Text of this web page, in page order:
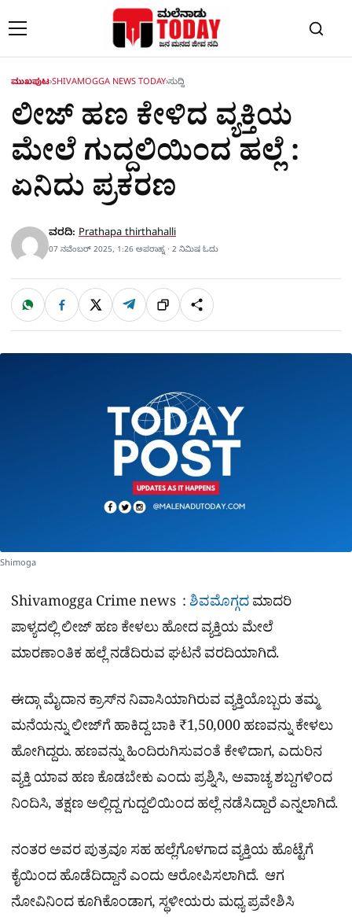
ಮುಖಪುಟ›SHIVAMOGGA NEWS TODAY›ಸುದ್ದಿ
ಲೀಜ್​ ಹಣ ಕೇಳಿದ ವ್ಯಕ್ತಿಯ
ಮೇಲೆ ಗುದ್ದಲಿಯಿಂದ ಹಲ್ಲೆ :
ಏನಿದು ಪ್ರಕರಣ
ವರದಿ: Prathapa thirthahalli
07 ನವೆಂಬರ್ 2025, 1:26 ಅಪರಾಹ್ನ · 2 ನಿಮಿಷ ಓದು
ಹಂಚಿಕೊಳ್ಳಿ
W
a
t
p
F
c
e
o
X T
l
e
a
ಲಿಂ
ಕ್
S
h
a
e
Shimoga
Shivamogga Crime news :ಶಿವಮೊಗ್ಗದಮಾದರಿ
ಪಾಳ್ಯದಲ್ಲಿ ಲೀಜ್ ಹಣ ಕೇಳಲು ಹೋದ ವ್ಯಕ್ತಿಯ ಮೇಲೆ
ಮಾರಣಾಂತಿಕ ಹಲ್ಲೆ ನಡೆದಿರುವ ಘಟನೆ ವರದಿಯಾಗಿದೆ.
ಈದ್ಗಾ ಮೈದಾನ ಕ್ರಾಸ್‌ನ ನಿವಾಸಿಯಾಗಿರುವ ವ್ಯಕ್ತಿಯೊಬ್ಬರು ತಮ್ಮ
ಮನೆಯನ್ನು ಲೀಜ್‌ಗೆ ಹಾಕಿದ್ದ ಬಾಕಿ ₹1,50,000 ಹಣವನ್ನು ಕೇಳಲು
ಹೋಗಿದ್ದರು. ಹಣವನ್ನು ಹಿಂದಿರುಗಿಸುವಂತೆ ಕೇಳಿದಾಗ, ಎದುರಿನ
ವ್ಯಕ್ತಿ ಯಾವ ಹಣ ಕೊಡಬೇಕು ಎಂದು ಪ್ರಶ್ನಿಸಿ, ಅವಾಚ್ಯ ಶಬ್ದಗಳಿಂದ
ನಿಂದಿಸಿ, ತಕ್ಷಣ ಅಲ್ಲಿದ್ದ ಗುದ್ದಲಿಯಿಂದ ಹಲ್ಲೆ ನಡೆಸಿದ್ದಾರೆ ಎನ್ನಲಾಗಿದೆ.
ನಂತರ ಅವರ ಪುತ್ರವೂ ಸಹ ಹಲ್ಲೆಗೊಳಗಾದ ವ್ಯಕ್ತಿಯ ಹೊಟ್ಟೆಗೆ
ಕೈಯಿಂದ ಹೊಡೆದಿದ್ದಾನೆ ಎಂದು ಆರೋಪಿಸಲಾಗಿದೆ. ಆಗ
ನೋವಿನಿಂದ ಕೂಗಿಕೊಂಡಾಗ, ಸ್ಥಳೀಯರು ಮಧ್ಯ ಪ್ರವೇಶಿಸಿ